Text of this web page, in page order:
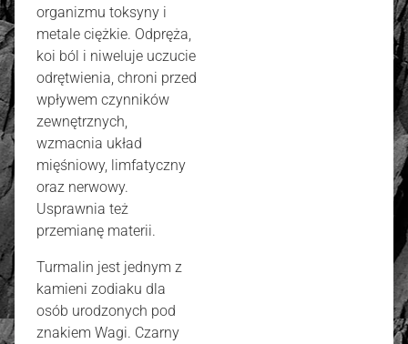
organizmu toksyny i
metale ciężkie. Odpręża,
koi ból i niweluje uczucie
odrętwienia, chroni przed
wpływem czynników
zewnętrznych,
wzmacnia układ
mięśniowy, limfatyczny
oraz nerwowy.
Usprawnia też
przemianę materii.
Turmalin jest jednym z
kamieni zodiaku dla
osób urodzonych pod
znakiem Wagi. Czarny